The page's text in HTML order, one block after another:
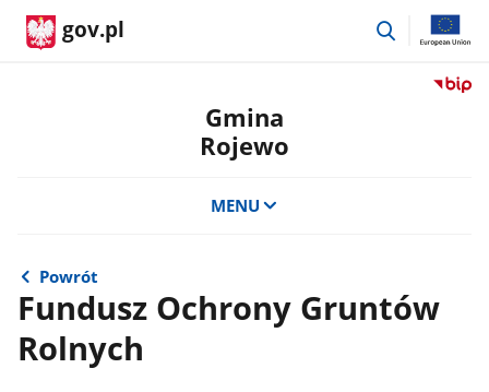
gov.pl
przejdź
Przejdź
Gmina
Rojewo
MENU
Powrót
Fundusz Ochrony Gruntów
Rolnych